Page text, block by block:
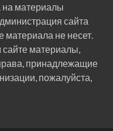
на материалы
сайта
материала не несет.
материалы,
принадлежащие
пожалуйста,